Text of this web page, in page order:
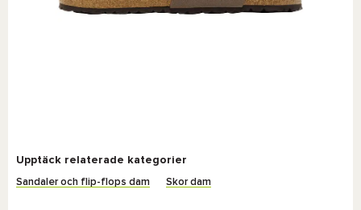
Upptäck relaterade kategorier
Sandaler och flip-flops dam Skor dam